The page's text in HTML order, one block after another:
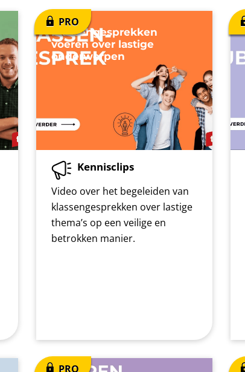
Klassengesprekken
voeren over lastige
onderwerpen
Kennisclips
Video over het begeleiden van
klassengesprekken over lastige
thema’s op een veilige en
betrokken manier.